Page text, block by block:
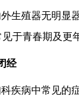
殖器无明显器
于青春期及更
经
病中常见的症